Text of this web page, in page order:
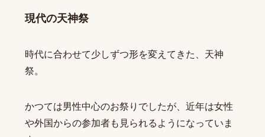
現代の天神祭
時代に合わせて少しずつ形を変えてきた、天神
祭。
かつては男性中心のお祭りでしたが、近年は女性
や外国からの参加者も見られるようになっていま